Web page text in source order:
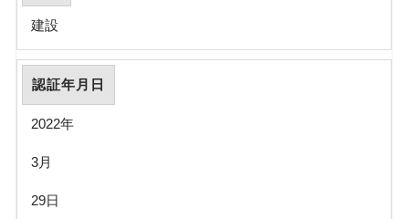
建設
認証年月日
2022年
3月
29日